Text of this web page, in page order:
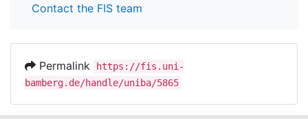
Contact the FIS team
Permalink
https://fis.uni-
bamberg.de/handle/uniba/5865